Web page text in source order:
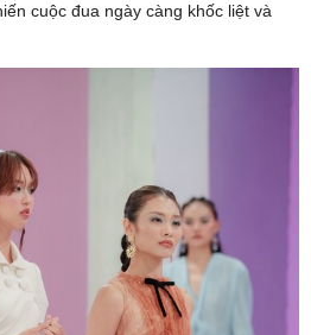
cuộc đua ngày càng khốc liệt và